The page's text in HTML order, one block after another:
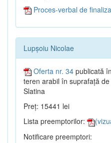
Proces-verbal de
Lupșoiu Nicolae
Oferta nr. 34 publicată
teren arabil în suprafață
Slatina
Preț: 15441 lei
Lista preemptorilor:
Notificare preemptori: